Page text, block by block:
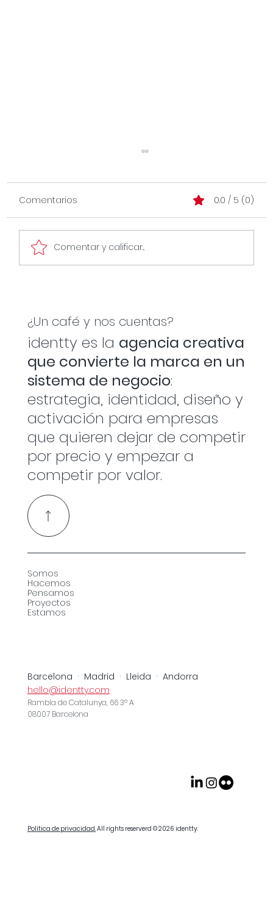
Comentarios 0.0 / 5 (0)
Comentar y calificar...
¿Un café y nos cuentas?
identty es la agencia creativa
que convierte la marca en un
sistema de negocio:
estrategia, identidad, diseño y
activación para empresas
que quieren dejar de competir
por precio y empezar a
competir por valor.
Barcelona · Madrid · Lleida · Andorra
hello@identty.com
Rambla de Catalunya, 66 3º A
08007 Barcelona
Somos
Hacemos
Pensamos
Proyectos
Estamos
Politica de privacidad.All rights reserverd © 2026 identty.